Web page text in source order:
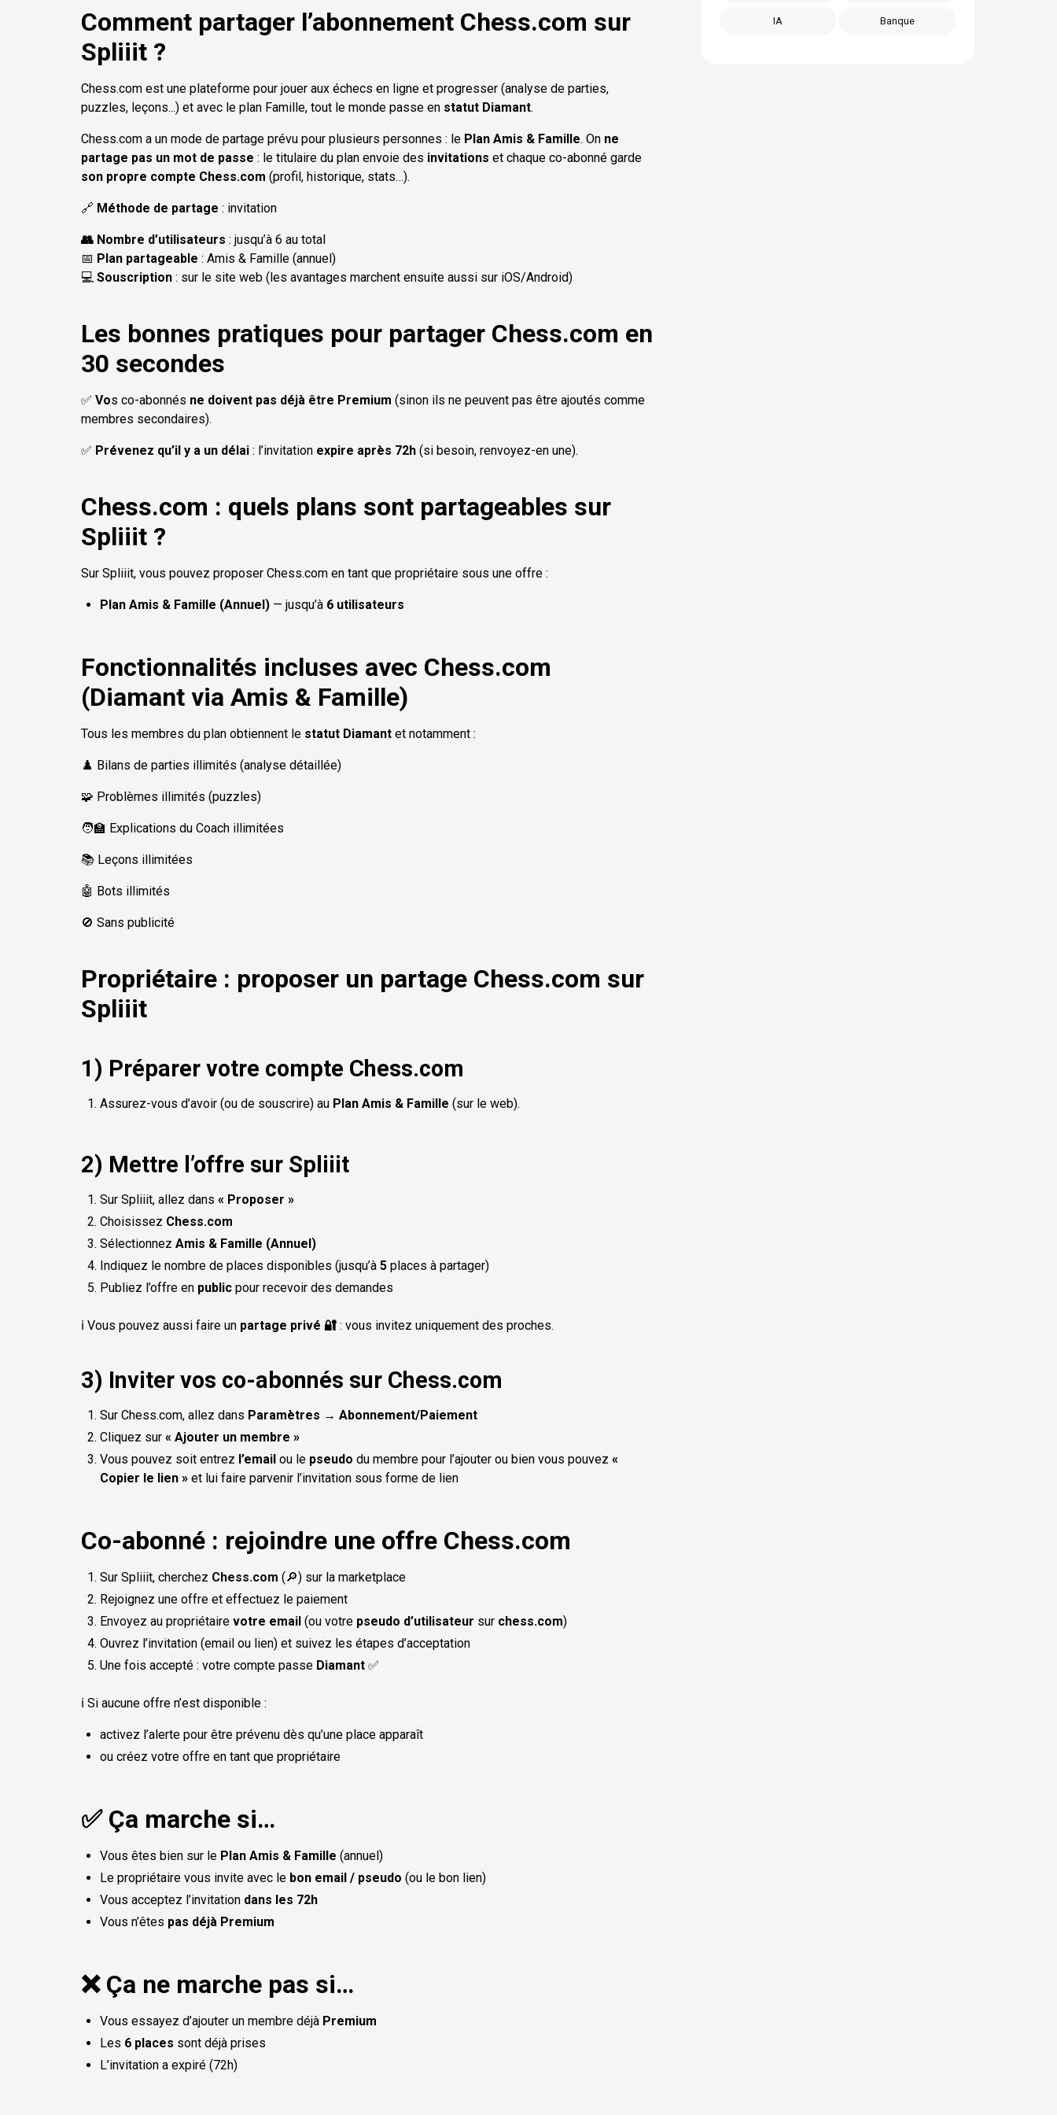
Comment partager l’abonnement Chess.com sur
Spliiit ?
Chess.com est une plateforme pour jouer aux échecs en ligne et progresser (analyse de parties,
puzzles, leçons...) et avec le plan Famille, tout le monde passe en statut Diamant.
Chess.com a un mode de partage prévu pour plusieurs personnes : le Plan Amis & Famille. On ne
partage pas un mot de passe : le titulaire du plan envoie des invitations et chaque co-abonné garde
son propre compte Chess.com (profil, historique, stats…).
🔗 Méthode de partage : invitation
👥 Nombre d’utilisateurs : jusqu’à 6 au total
📅 Plan partageable : Amis & Famille (annuel)
💻 Souscription : sur le site web (les avantages marchent ensuite aussi sur iOS/Android)
Les bonnes pratiques pour partager Chess.com en
30 secondes
✅ Vos co-abonnés ne doivent pas déjà être Premium (sinon ils ne peuvent pas être ajoutés comme
membres secondaires).
✅ Prévenez qu’il y a un délai : l’invitation expire après 72h (si besoin, renvoyez-en une).
Chess.com : quels plans sont partageables sur
Spliiit ?
Sur Spliiit, vous pouvez proposer Chess.com en tant que propriétaire sous une offre :
Plan Amis & Famille (Annuel) — jusqu’à 6 utilisateurs
Fonctionnalités incluses avec Chess.com
(Diamant via Amis & Famille)
Tous les membres du plan obtiennent le statut Diamant et notamment :
♟️ Bilans de parties illimités (analyse détaillée)
🧩 Problèmes illimités (puzzles)
🧑‍🏫 Explications du Coach illimitées
📚 Leçons illimitées
🤖 Bots illimités
🚫 Sans publicité
Propriétaire : proposer un partage Chess.com sur
Spliiit
1) Préparer votre compte Chess.com
Assurez-vous d’avoir (ou de souscrire) au Plan Amis & Famille (sur le web).
2) Mettre l’offre sur Spliiit
Sur Spliiit, allez dans « Proposer »
Choisissez Chess.com
Sélectionnez Amis & Famille (Annuel)
Indiquez le nombre de places disponibles (jusqu’à 5 places à partager)
Publiez l’offre en public pour recevoir des demandes
ℹ️ Vous pouvez aussi faire un partage privé 🔐 : vous invitez uniquement des proches.
3) Inviter vos co-abonnés sur Chess.com
Sur Chess.com, allez dans Paramètres → Abonnement/Paiement
Cliquez sur « Ajouter un membre »
Vous pouvez soit entrez l’email ou le pseudo du membre pour l’ajouter ou bien vous pouvez «
Copier le lien » et lui faire parvenir l’invitation sous forme de lien
Co-abonné : rejoindre une offre Chess.com
Sur Spliiit, cherchez Chess.com (🔎) sur la marketplace
Rejoignez une offre et effectuez le paiement
Envoyez au propriétaire votre email (ou votre pseudo d’utilisateur sur chess.com)
Ouvrez l’invitation (email ou lien) et suivez les étapes d’acceptation
Une fois accepté : votre compte passe Diamant ✅
ℹ️ Si aucune offre n’est disponible :
activez l’alerte pour être prévenu dès qu’une place apparaît
ou créez votre offre en tant que propriétaire
✅ Ça marche si…
Vous êtes bien sur le Plan Amis & Famille (annuel)
Le propriétaire vous invite avec le bon email / pseudo (ou le bon lien)
Vous acceptez l’invitation dans les 72h
Vous n’êtes pas déjà Premium
❌ Ça ne marche pas si…
Vous essayez d’ajouter un membre déjà Premium
Les 6 places sont déjà prises
L’invitation a expiré (72h)
IA Banque